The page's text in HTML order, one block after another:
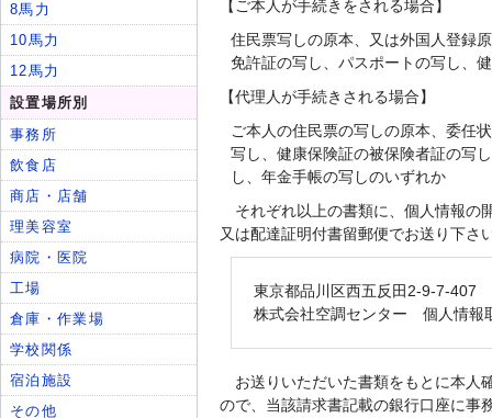
【ご本人が手続きをされる場合】
住民票写しの原本、又は外国人登録
免許証の写し、パスポートの写し、
【代理人が手続きされる場合】
ご本人の住民票の写しの原本、委任
写し、健康保険証の被保険者証の写
し、年金手帳の写しのいずれか
それぞれ以上の書類に、個人情報の
又は配達証明付書留郵便でお送り下さ
東京都品川区西五反田2-9-7-407
株式会社空調センター 個人情報
お送りいただいた書類をもとに本人
ので、当該請求書記載の銀行口座に事